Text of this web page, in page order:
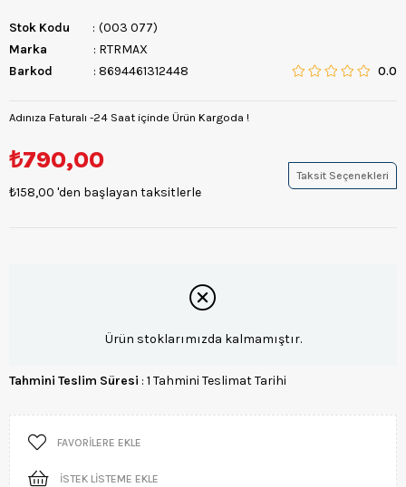
Stok Kodu
(003 077)
Marka
: RTRMAX
Barkod
: 8694461312448 0.0
Adınıza Faturalı -24 Saat içinde Ürün Kargoda !
₺790,00
₺158,00 'den başlayan taksitlerle
Taksit Seçenekleri
Ürün stoklarımızda kalmamıştır.
Tahmini Teslim Süresi : 1 Tahmini Teslimat Tarihi
FAVORILERE EKLE
İSTEK LISTEME EKLE